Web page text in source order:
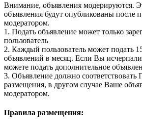
Внимание, объявления модерируются.
объявления будут опубликованы после
модератором.
1. Подать объявление может только
пользователь
2. Каждый пользователь может подать
объявлений в месяц. Если Вы
можете подать дополнительное
3. Объявление должно соответствовать
размещения, в другом случае Ваше
модератором.
Правила размещения: